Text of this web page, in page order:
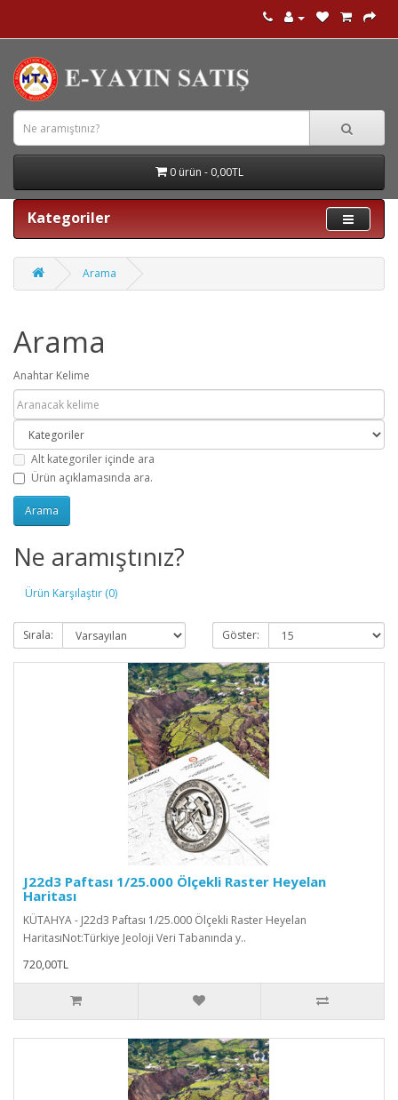
0 ürün - 0,00TL
Kategoriler
Arama
Arama
Anahtar Kelime
Alt kategoriler içinde ara
Ürün açıklamasında ara.
Ne aramıştınız?
Ürün Karşılaştır (0)
Sırala: Göster:
J22d3 Paftası 1/25.000 Ölçekli Raster Heyelan
Haritası
KÜTAHYA - J22d3 Paftası 1/25.000 Ölçekli Raster Heyelan
HaritasıNot:Türkiye Jeoloji Veri Tabanında y..
720,00TL